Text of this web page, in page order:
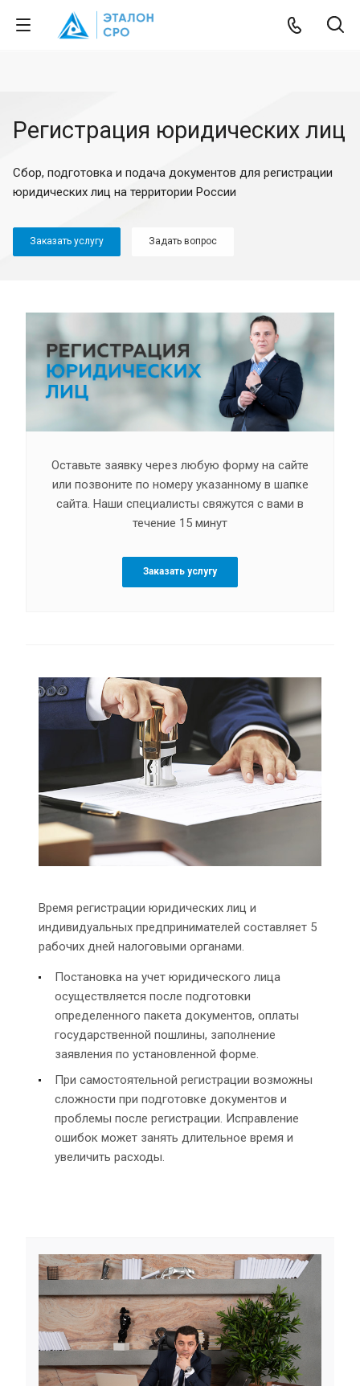
Регистрация юридических лиц
Сбор, подготовка и подача документов для регистрации
юридических лиц на территории России
Заказать услугу Задать вопрос
Оставьте заявку через любую форму на сайте
или позвоните по номеру указанному в шапке
сайта. Наши специалисты свяжутся с вами в
течение 15 минут
Заказать услугу
Время регистрации юридических лиц и
индивидуальных предпринимателей составляет 5
рабочих дней налоговыми органами.
Постановка на учет юридического лица
осуществляется после подготовки
определенного пакета документов, оплаты
государственной пошлины, заполнение
заявления по установленной форме.
При самостоятельной регистрации возможны
сложности при подготовке документов и
проблемы после регистрации. Исправление
ошибок может занять длительное время и
увеличить расходы.